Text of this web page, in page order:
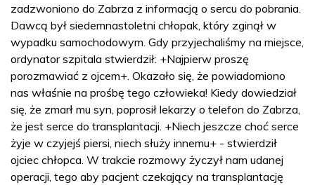
zadzwoniono do Zabrza z informacją o sercu do pobrania.
Dawcą był siedemnastoletni chłopak, który zginął w
wypadku samochodowym. Gdy przyjechaliśmy na miejsce,
ordynator szpitala stwierdził: +Najpierw proszę
porozmawiać z ojcem+. Okazało się, że powiadomiono
nas właśnie na prośbę tego człowieka! Kiedy dowiedział
się, że zmarł mu syn, poprosił lekarzy o telefon do Zabrza,
że jest serce do transplantacji. +Niech jeszcze choć serce
żyje w czyjejś piersi, niech służy innemu+ - stwierdził
ojciec chłopca. W trakcie rozmowy życzył nam udanej
operacji, tego aby pacjent czekający na transplantację